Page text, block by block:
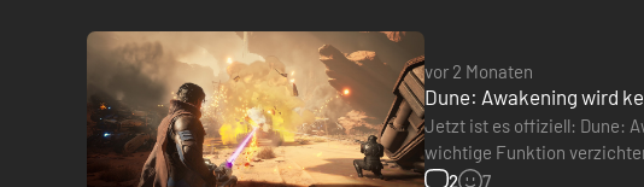
vor 2 Monaten
Dune: Awakening wird
Jetzt ist es offiziell: Dune:
wichtige Funktion
kein Crossplay geben.…
2 7